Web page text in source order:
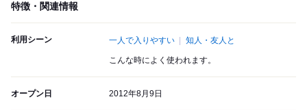
特徴・関連情報
利用シーン 一人で入りやすい 知人・友人と
こんな時によく使われます。
オープン日 2012年8月9日